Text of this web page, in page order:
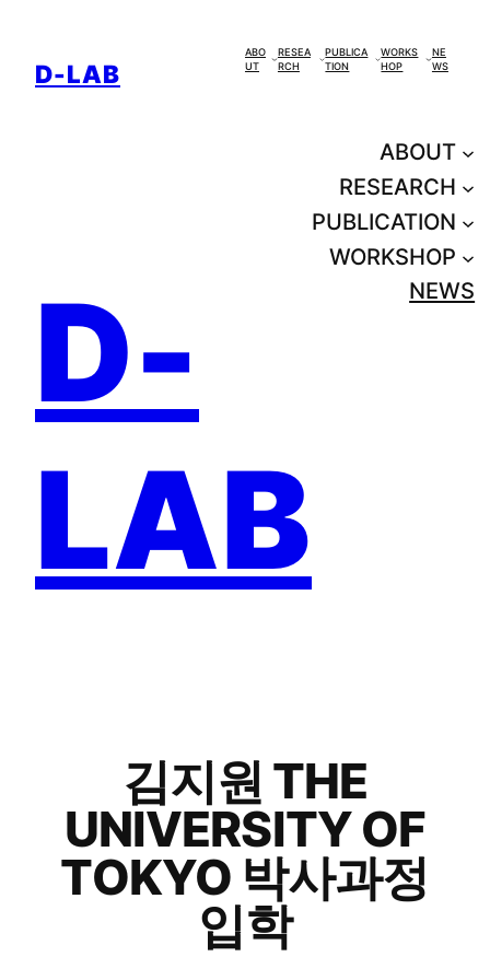
D-LAB
ABO
UT
RESEA
RCH
PUBLICA
TION
WORKS
HOP
NE
WS
D-
LAB
ABOUT
RESEARCH
PUBLICATION
WORKSHOP
NEWS
김지원 THE
UNIVERSITY OF
TOKYO 박사과정
입학